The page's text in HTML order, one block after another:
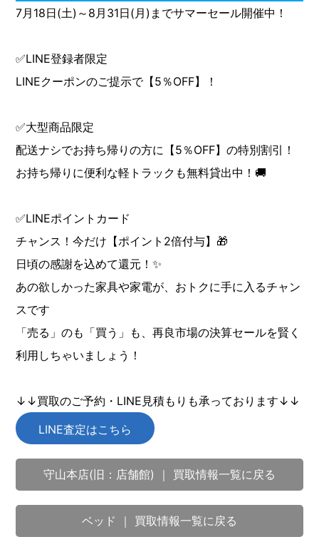
7月18日(土)～8月31日(月)までサマーセール開催中！
✅LINE登録者限定
LINEクーポンのご提示で【5％OFF】！
✅大型商品限定
配送ナシでお持ち帰りの方に【5％OFF】の特別割引！
お持ち帰りに便利な軽トラックも無料貸出中！🚚
✅LINEポイントカード
チャンス！今だけ【ポイント2倍付与】🎁
日頃の感謝を込めて還元！✨
あの欲しかった家具や家電が、おトクに手に入るチャン
スです
「売る」のも「買う」も、再良市場の決算セールを賢く
利用しちゃいましょう！
↓↓買取のご予約・LINE見積もりも承っております↓↓
LINE査定はこちら
守山本店(旧：店舗館) ｜ 買取情報一覧に戻る
ベッド ｜ 買取情報一覧に戻る